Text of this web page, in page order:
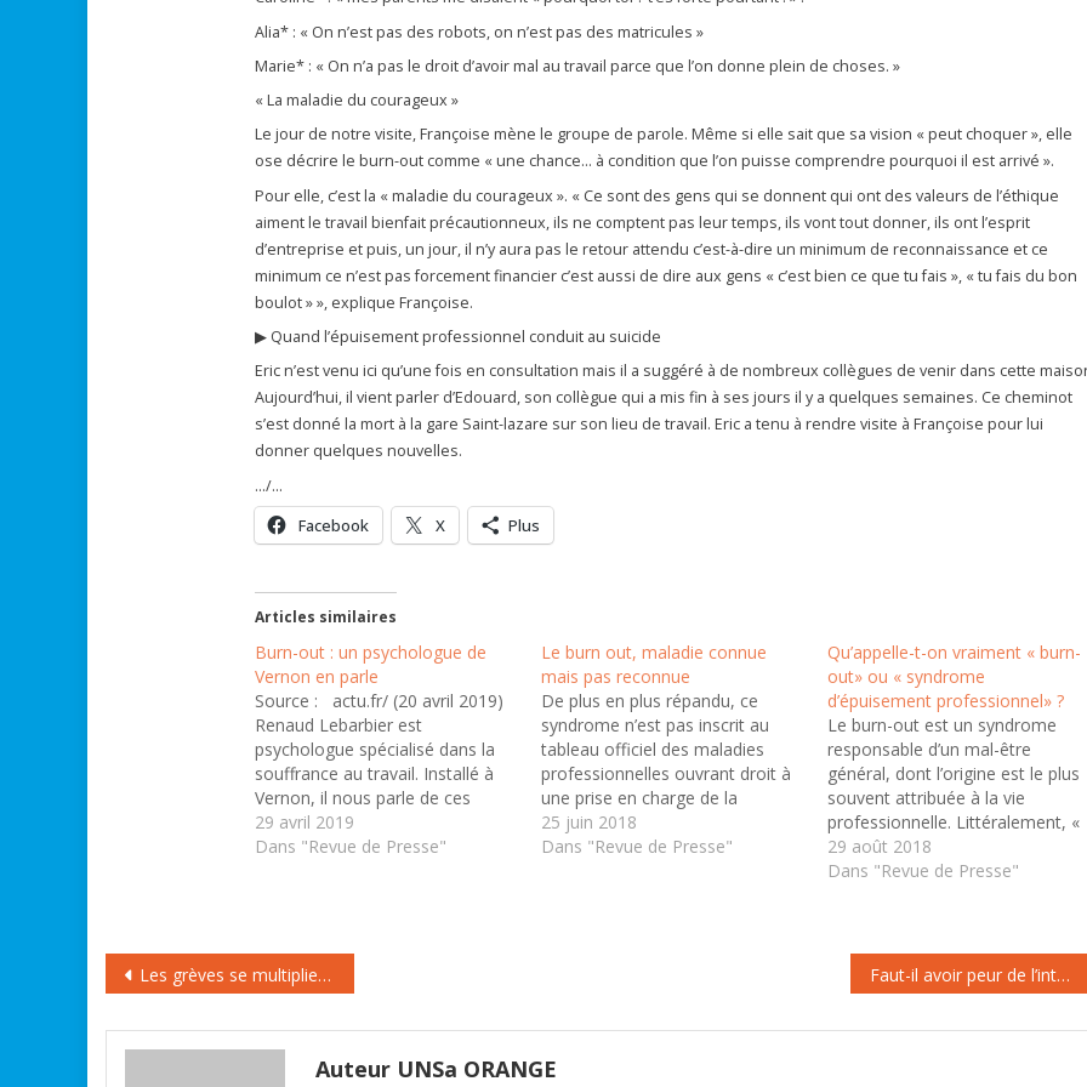
Alia* : « On n’est pas des robots, on n’est pas des matricules »
Marie* : « On n’a pas le droit d’avoir mal au travail parce que l’on donne plein de choses. »
« La maladie du courageux »
Le jour de notre visite, Françoise mène le groupe de parole. Même si elle sait que sa vision « peut choquer », elle
ose décrire le burn-out comme « une chance… à condition que l’on puisse comprendre pourquoi il est arrivé ».
Pour elle, c’est la « maladie du courageux ». « Ce sont des gens qui se donnent qui ont des valeurs de l’éthique
aiment le travail bienfait précautionneux, ils ne comptent pas leur temps, ils vont tout donner, ils ont l’esprit
d’entreprise et puis, un jour, il n’y aura pas le retour attendu c’est-à-dire un minimum de reconnaissance et ce
minimum ce n’est pas forcement financier c’est aussi de dire aux gens « c’est bien ce que tu fais », « tu fais du bon
boulot » », explique Françoise.
▶ Quand l’épuisement professionnel conduit au suicide
Eric n’est venu ici qu’une fois en consultation mais il a suggéré à de nombreux collègues de venir dans cette
Aujourd’hui, il vient parler d’Edouard, son collègue qui a mis fin à ses jours il y a quelques semaines. Ce cheminot
s’est donné la mort à la gare Saint-lazare sur son lieu de travail. Eric a tenu à rendre visite à Françoise pour lui
donner quelques nouvelles.
…/…
Facebook X Plus
Articles similaires
Burn-out : un psychologue de
Vernon en parle
Source : actu.fr/ (20 avril 2019)
Renaud Lebarbier est
psychologue spécialisé dans la
souffrance au travail. Installé à
Vernon, il nous parle de ces
maux de plus en plus fréquents
chez les salariés. Pourquoi vous
29 avril 2019
Dans "Revue de Presse"
Le burn out, maladie connue
mais pas reconnue
De plus en plus répandu, ce
syndrome n’est pas inscrit au
tableau officiel des maladies
professionnelles ouvrant droit à
une prise en charge de la
Sécurité sociale. Il appartient au
salarié de démontrer le lien entre
25 juin 2018
Dans "Revue de Presse"
Qu’appelle-t-on vraiment « burn-
out» ou « syndrome
d’épuisement professionnel» ?
Le burn-out est un syndrome
responsable d’un mal-être
général, dont l’origine est le plus
souvent attribuée à la vie
professionnelle. Littéralement, «
burn-out» se traduit par « se
consumer», comme une bougie
est utilisé à…
29 août 2018
Dans "Revue de Presse"
Navigation
de
l’article
Les grèves se multiplient chez SFR à Rouen, Evreux, Nantes, Reims, Paris… Faut-il avoir peur de l’intelligence artificielle ?
Auteur UNSa ORANGE